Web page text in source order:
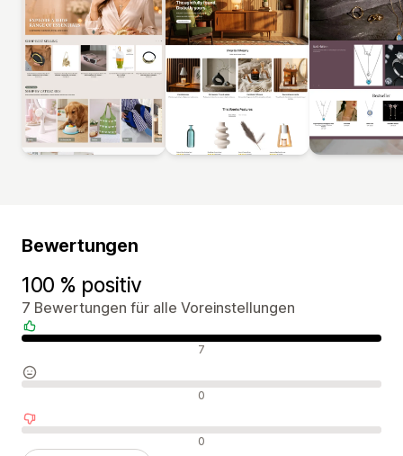
Bewertungen
100 % positiv
7 Bewertungen für alle Voreinstellungen
Positive Bewertungen 7
Neutrale Bewertungen 0
Negative Bewertungen 0